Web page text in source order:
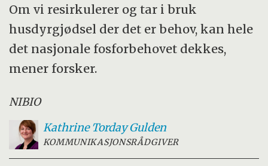
Om vi resirkulerer og tar i bruk
husdyrgjødsel der det er behov, kan hele
det nasjonale fosforbehovet dekkes,
mener forsker.
NIBIO
Kathrine Torday Gulden
KOMMUNIKASJONSRÅDGIVER